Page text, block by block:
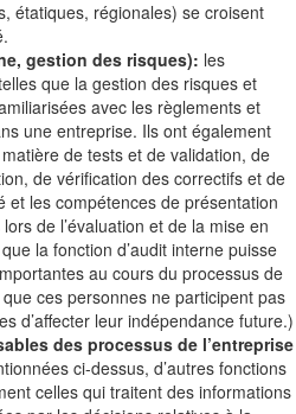
étatiques, régionales) se croisent
gestion des risques): les
que la gestion des risques et
avec les règlements et
une entreprise. Ils ont également
de tests et de validation, de
de vérification des correctifs et de
et les compétences de présentation
de l’évaluation et de la mise en
la fonction d’audit interne puisse
au cours du processus de
ces personnes ne participent pas
d’affecter leur indépendance future.)
des processus de l’entreprise
ci-dessus, d’autres fonctions
celles qui traitent des informations